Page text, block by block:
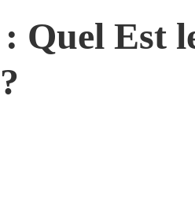
Quel Est